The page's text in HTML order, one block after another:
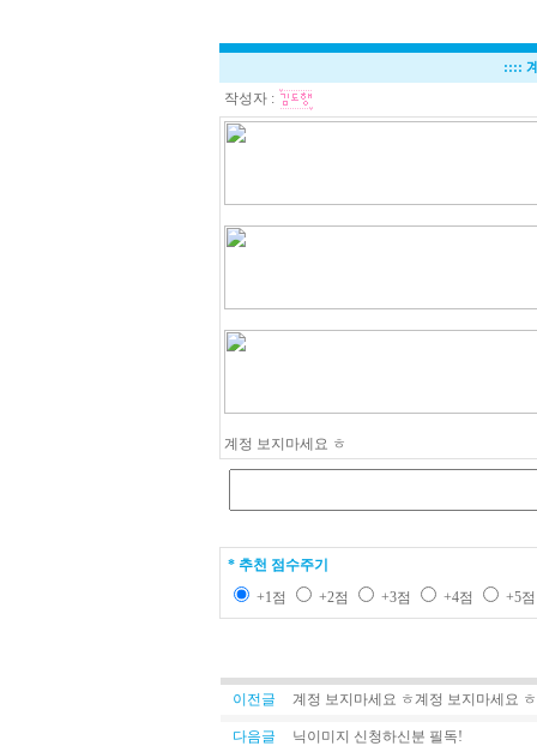
::::
작성자 :
계정 보지마세요 ㅎ
* 추천 점수주기
+1점
+2점 +3점 +4점 +5
이전글 계정 보지마세요 ㅎ계정 보지마세요 ㅎ
다음글 닉이미지 신청하신분 필독!